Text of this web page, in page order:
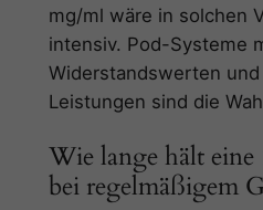
mg/ml wäre in solchen
intensiv. Pod-Systeme
Widerstandswerten
Leistungen sind die
Wie lange hält eine
bei regelmäßigem